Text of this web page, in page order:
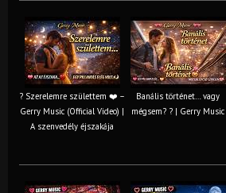
? Szerelemre születtem ❤️ –
Gerry Music (Official Video) |
A szenvedély éjszakája
Banális történet… vagy
mégsem? ? | Gerry Music